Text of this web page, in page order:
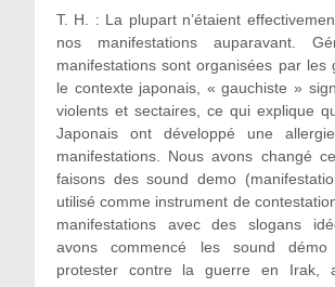
T. H. : La plupart n’étaient
nos manifestations auparavant.
manifestations sont organisées par les
le contexte japonais, « gauchiste »
violents et sectaires, ce qui explique
Japonais ont développé une
manifestations. Nous avons changé
faisons des sound demo
utilisé comme instrument de
manifestations avec des slogans
avons commencé les sound
protester contre la guerre en Irak,